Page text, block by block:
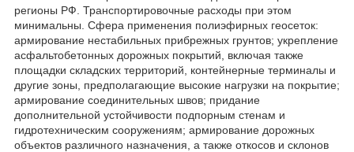
регионы РФ. Транспортировочные расходы при этом
минимальны. Сфера применения полиэфирных геосеток:
армирование нестабильных прибрежных грунтов; укрепление
асфальтобетонных дорожных покрытий, включая также
площадки складских территорий, контейнерные терминалы и
другие зоны, предполагающие высокие нагрузки на покрытие;
армирование соединительных швов; придание
дополнительной устойчивости подпорным стенам и
гидротехническим сооружениям; армирование дорожных
объектов различного назначения, а также откосов и склонов